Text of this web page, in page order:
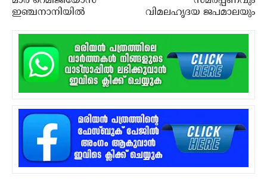
ഇഞ്ചനാനിയില്‍
വിമലഹൃദയ ജപമാലയും